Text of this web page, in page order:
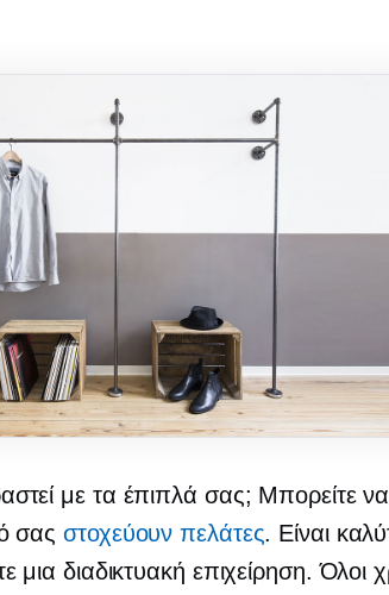
με τα έπιπλά σας; Μπορείτε
σαςστοχεύουν πελάτες. Είναι
μια διαδικτυακή επιχείρηση. Όλοι